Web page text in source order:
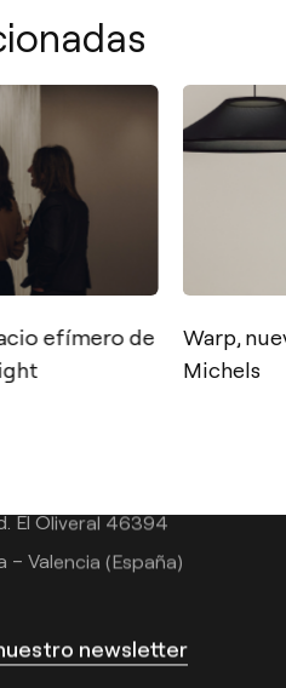
efímero de
Warp,
Michels
El Oliveral 46394
– Valencia (España)
newsletter